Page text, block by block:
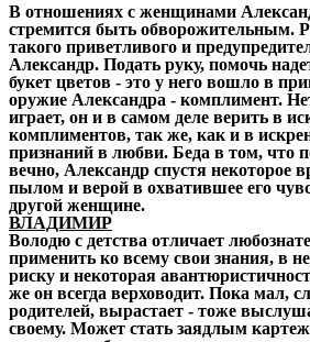
В отношениях с женщинами
стремится быть обворожительным.
такого приветливого и
Александр. Подать руку, помочь
букет цветов - это у него вошло в
оружие Александра - комплимент.
играет, он и в самом деле верить в
комплиментов, так же, как и в
признаний в любви. Беда в том, что
вечно, Александр спустя некоторое
пылом и верой в охватившее его
другой женщине.
ВЛАДИМИР
Володю с детства отличает
применить ко всему свои знания, в
риску и некоторая
же он всегда верховодит. Пока мал,
родителей, вырастает - тоже
своему. Может стать заядлым